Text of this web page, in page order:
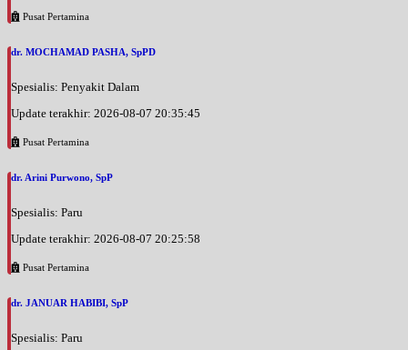
Pusat Pertamina
dr. MOCHAMAD PASHA, SpPD
Spesialis: Penyakit Dalam
Update terakhir: 2026-08-07 20:35:45
Pusat Pertamina
dr. Arini Purwono, SpP
Spesialis: Paru
Update terakhir: 2026-08-07 20:25:58
Pusat Pertamina
dr. JANUAR HABIBI, SpP
Spesialis: Paru